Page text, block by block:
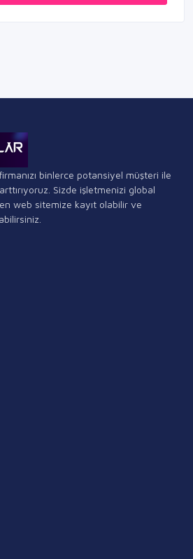
binlerce potansiyel müşteri ile
Sizde işletmenizi global
web sitemize kayıt olabilir ve